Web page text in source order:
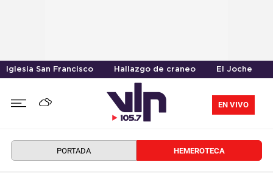
Iglesia San Francisco Hallazgo de craneo El Joche
EN VIVO
PORTADA HEMEROTECA